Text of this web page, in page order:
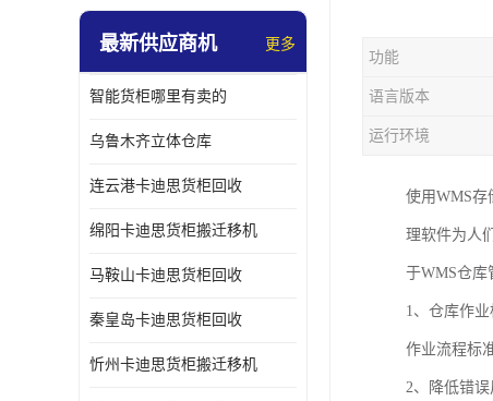
最新供应商机 更多
智能货柜哪里有卖的
乌鲁木齐立体仓库
连云港卡迪思货柜回收
绵阳卡迪思货柜搬迁移机
马鞍山卡迪思货柜回收
秦皇岛卡迪思货柜回收
忻州卡迪思货柜搬迁移机
功能
语言版本
运行环境
使用WMS存
理软件为人
于WMS仓库
1、仓库作
作业流程标
2、降低错误